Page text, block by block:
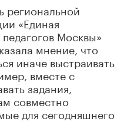
региональной
«Единая
Москвы»
мнение, что
иначе выстраивать
вместе с
задания,
совместно
для сегодняшнего